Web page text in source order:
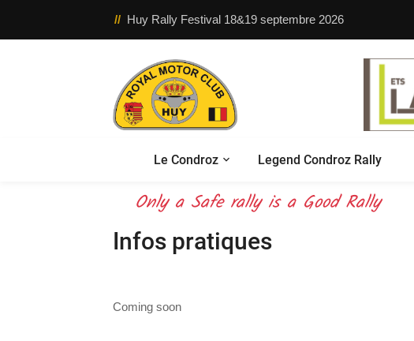
// Huy Rally Festival 18&19 septembre 2026
Le Condroz Legend Condroz Rally
Only a Safe rally is a Good Rally
Infos pratiques
Coming soon